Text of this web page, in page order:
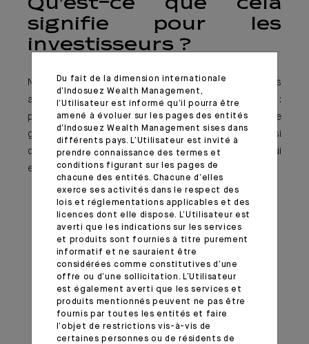
Qu’est-ce que cela
signifie pour les
investisseurs ?
Nous sommes encore au début. Nous privilégions
actuellement l’infrastructure qui rend l’IA possible :
puces, énergie, transmission, stockage. C’est le véritable
goulot d’étranglement. Cependant, nous identifions aussi
des opportunités sélectives parmi les entreprises qui
exploitent déjà l’IA de manière productive.
Du fait de la dimension internationale
d’Indosuez Wealth Management,
l’Utilisateur est informé qu’il pourra être
amené à évoluer sur les pages des entités
d’Indosuez Wealth Management sises dans
différents pays. L’Utilisateur est invité à
prendre connaissance des termes et
conditions figurant sur les pages de
chacune des entités. Chacune d’elles
exerce ses activités dans le respect des
lois et réglementations applicables et des
licences dont elle dispose. L’Utilisateur est
averti que les indications sur les services
et produits sont fournies à titre purement
informatif et ne sauraient être
considérées comme constitutives d’une
offre ou d’une sollicitation. L’Utilisateur
est également averti que les services et
produits mentionnés peuvent ne pas être
fournis par toutes les entités et faire
l’objet de restrictions vis-à-vis de
certaines personnes ou de résidents de